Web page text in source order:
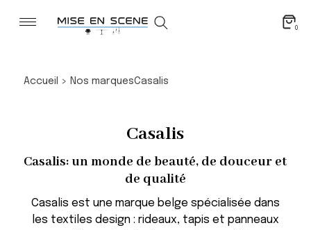
0
Accueil > Nos marquesCasalis
Casalis
Casalis: un monde de beauté, de douceur et
de qualité
Casalis est une marque belge spécialisée dans
les textiles design : rideaux, tapis et panneaux